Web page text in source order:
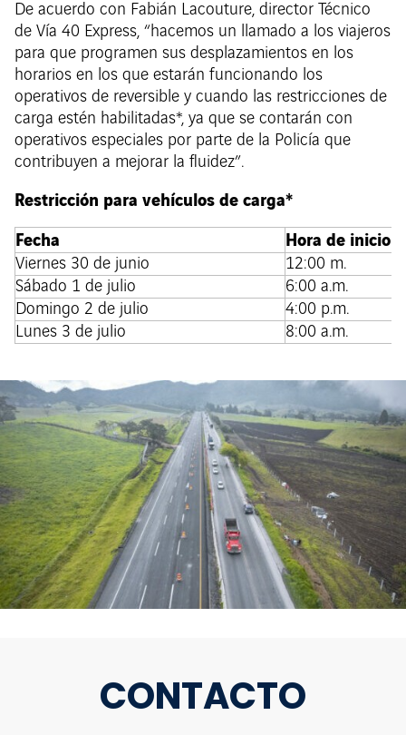
De acuerdo con Fabián Lacouture, director Técnico
de Vía 40 Express, “hacemos un llamado a los viajeros
para que programen sus desplazamientos en los
horarios en los que estarán funcionando los
operativos de reversible y cuando las restricciones de
carga estén habilitadas*, ya que se contarán con
operativos especiales por parte de la Policía que
contribuyen a mejorar la fluidez”.
Restricción para vehículos de carga*
Fecha
Hora de inicio
Viernes 30 de junio
12:00 m.
Sábado 1 de julio
6:00 a.m.
Domingo 2 de julio
4:00 p.m.
Lunes 3 de julio
8:00 a.m.
CONTACTO